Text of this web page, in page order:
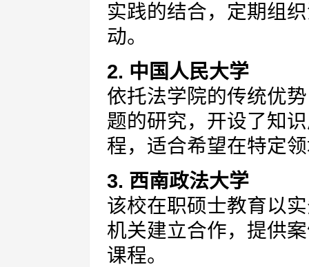
实践的结合，定期组
动。
2. 中国人民大学
依托法学院的传统优
题的研究，开设了知
程，适合希望在特定
3. 西南政法大学
该校在职硕士教育以
机关建立合作，提供
课程。